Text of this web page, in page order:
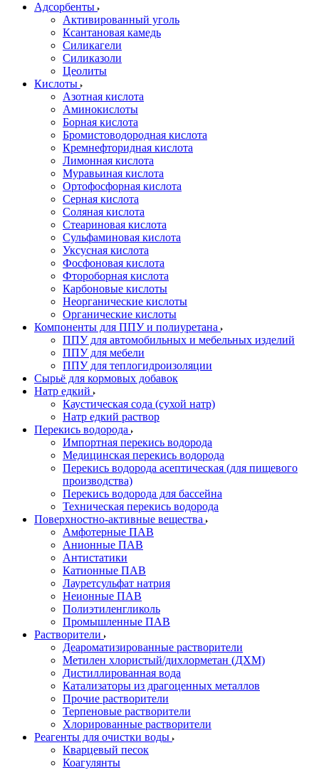
Адсорбенты
Активированный уголь
Ксантановая камедь
Силикагели
Силиказоли
Цеолиты
Кислоты
Азотная кислота
Аминокислоты
Борная кислота
Бромистоводородная кислота
Кремнефторидная кислота
Лимонная кислота
Муравьиная кислота
Ортофосфорная кислота
Серная кислота
Соляная кислота
Стеариновая кислота
Сульфаминовая кислота
Уксусная кислота
Фосфоновая кислота
Фтороборная кислота
Карбоновые кислоты
Неорганические кислоты
Органические кислоты
Компоненты для ППУ и полиуретана
ППУ для автомобильных и мебельных изделий
ППУ для мебели
ППУ для теплогидроизоляции
Сырьё для кормовых добавок
Натр едкий
Каустическая сода (сухой натр)
Натр едкий раствор
Перекись водорода
Импортная перекись водорода
Медицинская перекись водорода
Перекись водорода асептическая (для пищевого
производства)
Перекись водорода для бассейна
Техническая перекись водорода
Поверхностно-активные вещества
Амфотерные ПАВ
Анионные ПАВ
Антистатики
Катионные ПАВ
Лауретсульфат натрия
Неионные ПАВ
Полиэтиленгликоль
Промышленные ПАВ
Растворители
Деароматизированные растворители
Метилен хлористый/дихлорметан (ДХМ)
Дистиллированная вода
Катализаторы из драгоценных металлов
Прочие растворители
Терпеновые растворители
Хлорированные растворители
Реагенты для очистки воды
Кварцевый песок
Коагулянты